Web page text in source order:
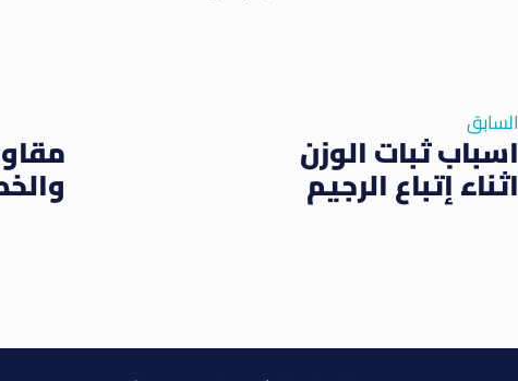
السابق
اسباب ثبات الوزن
اثناء إتباع الرجيم